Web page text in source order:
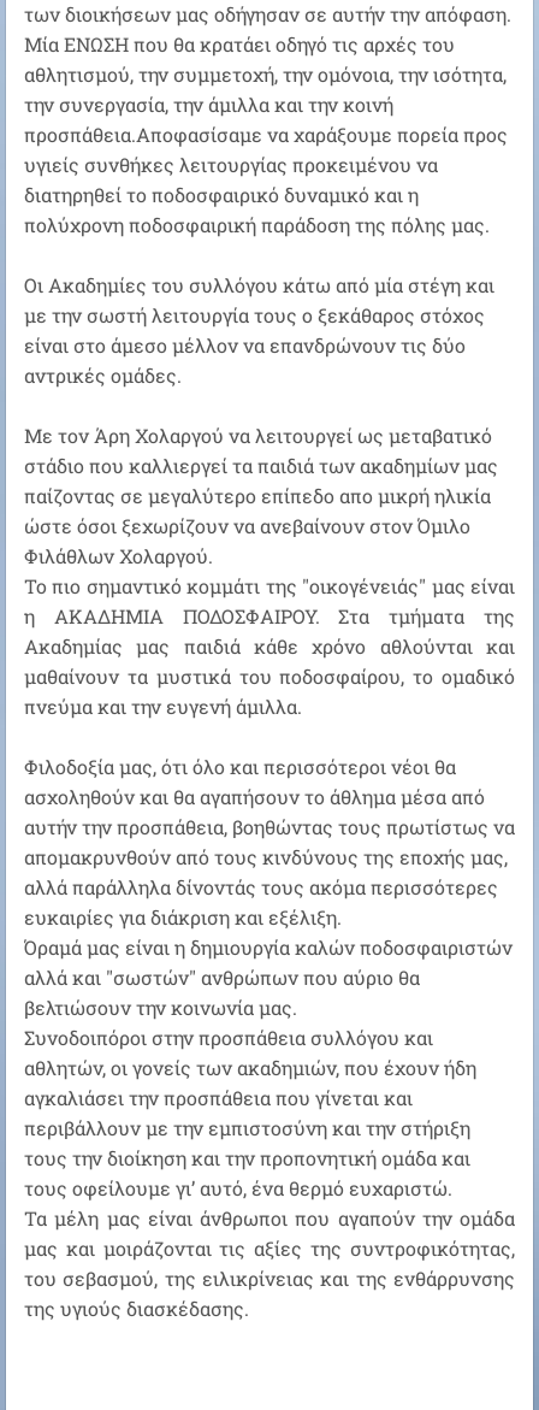
των διοικήσεων μας οδήγησαν σε αυτήν την απόφαση.
Μία ΕΝΩΣΗ που θα κρατάει οδηγό τις αρχές του
αθλητισμού, την συμμετοχή, την ομόνοια, την ισότητα,
την συνεργασία, την άμιλλα και την κοινή
προσπάθεια.Αποφασίσαμε να χαράξουμε πορεία προς
υγιείς συνθήκες λειτουργίας προκειμένου να
διατηρηθεί το ποδοσφαιρικό δυναμικό και η
πολύχρονη ποδοσφαιρική παράδοση της πόλης μας.
Οι Ακαδημίες του συλλόγου κάτω από μία στέγη και
με την σωστή λειτουργία τους ο ξεκάθαρος στόχος
είναι στο άμεσο μέλλον να επανδρώνουν τις δύο
αντρικές ομάδες.
Με τον Άρη Χολαργού να λειτουργεί ως μεταβατικό
στάδιο που καλλιεργεί τα παιδιά των ακαδημίων μας
παίζοντας σε μεγαλύτερο επίπεδο απο μικρή ηλικία
ώστε όσοι ξεχωρίζουν να ανεβαίνουν στον Όμιλο
Φιλάθλων Χολαργού.
Το πιο σημαντικό κομμάτι της "οικογένειάς" μας είναι
η ΑΚΑΔΗΜΙΑ ΠΟΔΟΣΦΑΙΡΟΥ. Στα τμήματα της
Ακαδημίας μας παιδιά κάθε χρόνο αθλούνται και
μαθαίνουν τα μυστικά του ποδοσφαίρου, το ομαδικό
πνεύμα και την ευγενή άμιλλα.
Φιλοδοξία μας, ότι όλο και περισσότεροι νέοι θα
ασχοληθούν και θα αγαπήσουν το άθλημα μέσα από
αυτήν την προσπάθεια, βοηθώντας τους πρωτίστως να
απομακρυνθούν από τους κινδύνους της εποχής μας,
αλλά παράλληλα δίνοντάς τους ακόμα περισσότερες
ευκαιρίες για διάκριση και εξέλιξη.
Όραμά μας είναι η δημιουργία καλών ποδοσφαιριστών
αλλά και "σωστών" ανθρώπων που αύριο θα
βελτιώσουν την κοινωνία μας.
Συνοδοιπόροι στην προσπάθεια συλλόγου και
αθλητών, οι γονείς των ακαδημιών, που έχουν ήδη
αγκαλιάσει την προσπάθεια που γίνεται και
περιβάλλουν με την εμπιστοσύνη και την στήριξη
τους την διοίκηση και την προπονητική ομάδα και
τους οφείλουμε γι’ αυτό, ένα θερμό ευχαριστώ.
Τα μέλη μας είναι άνθρωποι που αγαπούν την ομάδα
μας και μοιράζονται τις αξίες της συντροφικότητας,
του σεβασμού, της ειλικρίνειας και της ενθάρρυνσης
της υγιούς διασκέδασης.